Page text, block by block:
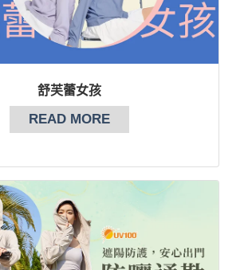
舒芙蕾女孩
READ MORE